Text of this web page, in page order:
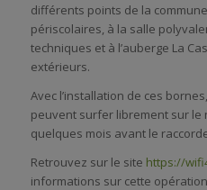
différents points de la
périscolaires, à la salle
techniques et à l’auberge La
extérieurs.
Avec l’installation de ces
peuvent surfer librement sur le
quelques mois avant le
Retrouvez sur le site https://
informations sur cette